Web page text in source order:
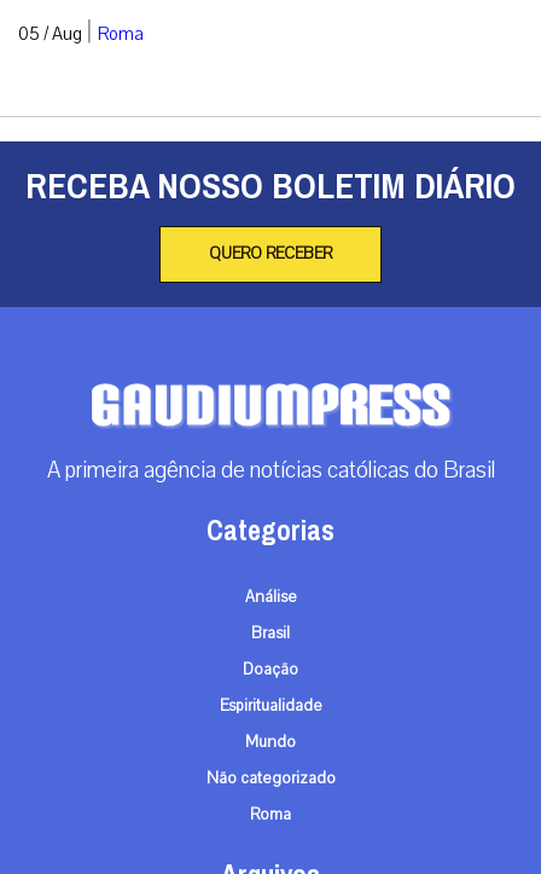
05 / Aug | Roma
RECEBA NOSSO BOLETIM DIÁRIO
QUERO RECEBER
A primeira agência de notícias católicas do Brasil
Categorias
Análise
Brasil
Doação
Espiritualidade
Mundo
Não categorizado
Roma